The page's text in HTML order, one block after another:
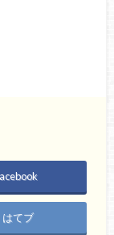
はてブ